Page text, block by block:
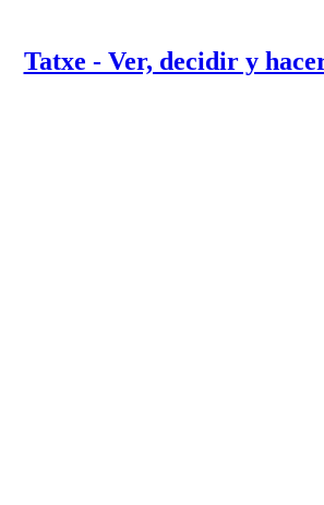
Tatxe - Ver, decidir y